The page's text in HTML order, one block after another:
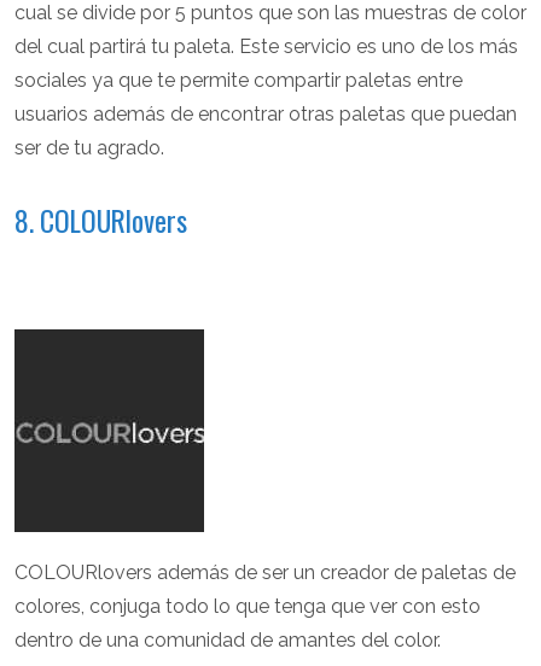
cual se divide por 5 puntos que son las muestras de color
del cual partirá tu paleta. Este servicio es uno de los más
sociales ya que te permite compartir paletas entre
usuarios además de encontrar otras paletas que puedan
ser de tu agrado.
8. COLOURlovers
COLOURlovers además de ser un creador de paletas de
colores, conjuga todo lo que tenga que ver con esto
dentro de una comunidad de amantes del color.